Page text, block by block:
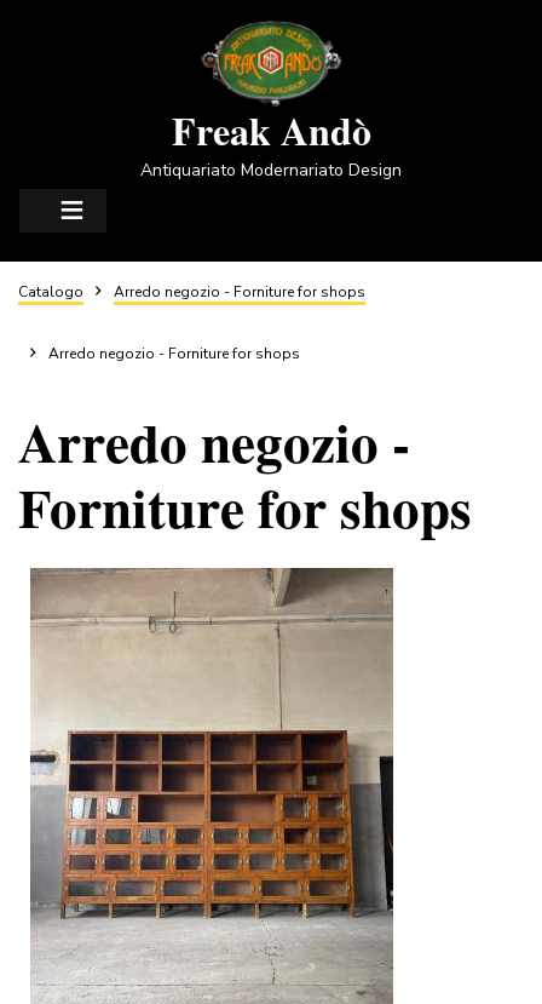
Freak Andò
Antiquariato Modernariato Design
Briciole
di
pane
Catalogo Arredo negozio - Forniture for shops
Arredo negozio - Forniture for shops
Arredo negozio -
Forniture for shops